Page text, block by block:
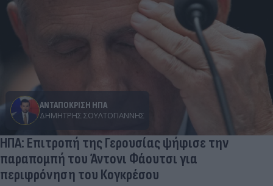
ΑΝΤΑΠΟΚΡΙΣΗ ΗΠΑ
ΔΗΜΉΤΡΗΣ ΣΟΥΛΤΟΓΙΆΝΝΗΣ
ΗΠΑ: Επιτροπή της Γερουσίας ψήφισε την
παραπομπή του Άντονι Φάουτσι για
περιφρόνηση του Κογκρέσου